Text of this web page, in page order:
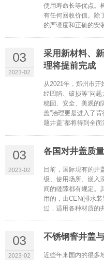
使用寿命长等优点。
有任何回收价值。除
的严谨度和正确的安
03
2023-02
采用新材料、
理将提前完成
从2021年，郑州市开
经凹陷、破损等“问
稳固、安全、美观的
盖”治理更是进入了
题井盖”都将得到全
03
2023-02
各国对井盖质
目前，国际现有的井
级、使用场所、嵌入
间的缝隙都有规定。
用的，由CEN(排水
过，适用各种材质的
03
2023-02
不锈钢窨井盖
近些年来国内的很多